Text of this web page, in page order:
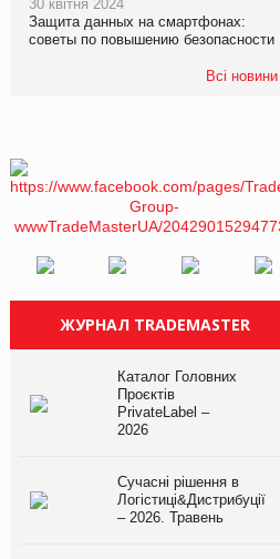
30 квітня 2024
Защита данных на смартфонах:
советы по повышению безопасности
Всі новини
ЖУРНАЛ TRADEMASTER
Каталог Головних
Проєктів
PrivateLabel –
2026
Сучасні рішення в
Логістиці&Дистрибуції
– 2026. Травень